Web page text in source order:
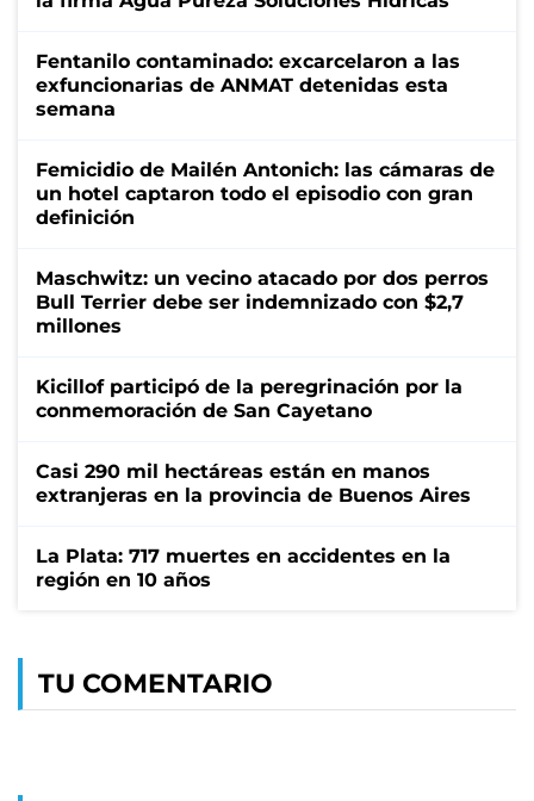
Fentanilo contaminado: excarcelaron a las
exfuncionarias de ANMAT detenidas esta
semana
Femicidio de Mailén Antonich: las cámaras de
un hotel captaron todo el episodio con gran
definición
Maschwitz: un vecino atacado por dos perros
Bull Terrier debe ser indemnizado con $2,7
millones
Kicillof participó de la peregrinación por la
conmemoración de San Cayetano
Casi 290 mil hectáreas están en manos
extranjeras en la provincia de Buenos Aires
La Plata: 717 muertes en accidentes en la
región en 10 años
TU COMENTARIO